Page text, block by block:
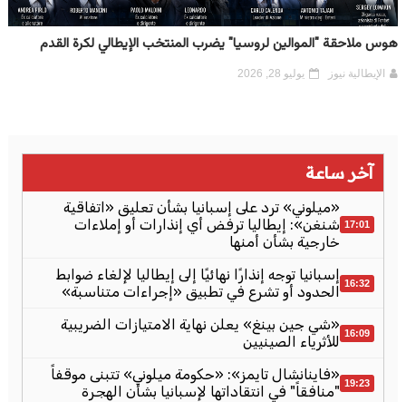
هوس ملاحقة "الموالين لروسيا" يضرب المنتخب الإيطالي لكرة القدم
الإيطالية نيوز يوليو 28, 2026
آخر ساعة
17:01
«ميلوني» ترد على إسبانيا بشأن تعليق «اتفاقية
شنغن»: إيطاليا ترفض أي إنذارات أو إملاءات
خارجية بشأن أمنها
16:32 إسبانيا توجه إنذارًا نهائيًا إلى إيطاليا لإلغاء ضوابط
الحدود أو تشرع في تطبيق «إجراءات متناسبة»
16:09 «شي جين بينغ» يعلن نهاية الامتيازات الضريبية
للأثرياء الصينيين
19:23 «فاينانشال تايمز»: «حكومة ميلوني» تتبنى موقفاً
"منافقاً" في انتقاداتها لإسبانيا بشأن الهجرة